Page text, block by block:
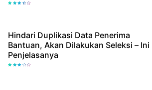
Hindari Duplikasi Data Penerima
Bantuan, Akan Dilakukan Seleksi – Ini
Penjelasanya